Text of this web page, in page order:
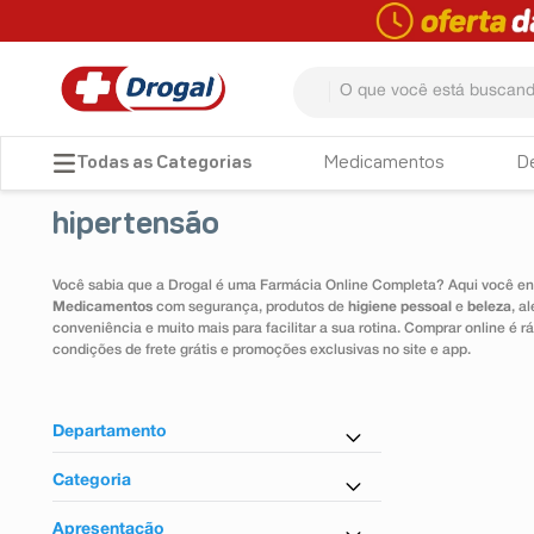
TERMOS MAIS BUSCADOS
3º dipirona
4º lenço umedecido
7º desodorante
8º absorvente
Medicamentos
hipertensão
Você sabia que a Drogal é uma Farmácia Online Completa? Aqui você
Medicamentos com segurança, produtos de higiene pessoal e beleza,
conveniência e muito mais para facilitar a sua rotina. Comprar online é
condições de frete grátis e promoções exclusivas no site e app.
Departamento
Controlados
Eletrônicos
Farmácia em Casa
Categoria
Anti-Hipertensivo
Apresentação